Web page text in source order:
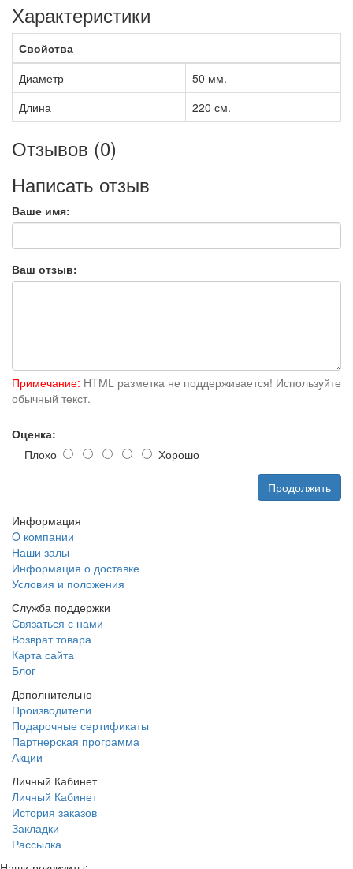
Характеристики
Свойства
Диаметр
50 мм.
Длина
220 см.
Отзывов (0)
Написать отзыв
Ваше имя:
Ваш отзыв:
Примечание: HTML разметка не поддерживается! Используйте
обычный текст.
Оценка:
Плохо
Хорошо
Продолжить
Информация
O компании
Наши залы
Информация о доставке
Условия и положения
Служба поддержки
Связаться с нами
Возврат товара
Карта сайта
Блог
Дополнительно
Производители
Подарочные сертификаты
Партнерская программа
Акции
Личный Кабинет
Личный Кабинет
История заказов
Закладки
Рассылка